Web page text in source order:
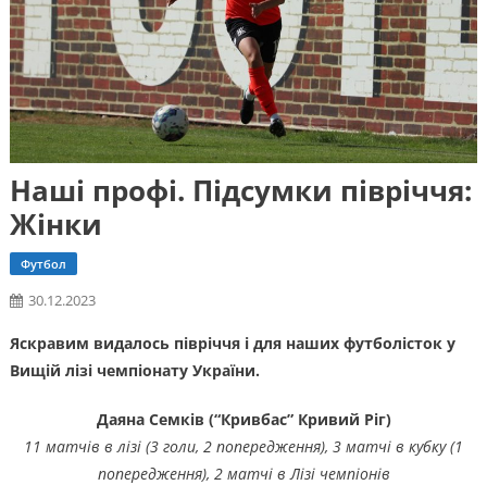
Наші профі. Підсумки півріччя:
Жінки
Футбол
30.12.2023
Яскравим видалось півріччя і для наших футболісток у
Вищій лізі чемпіонату України.
Даяна Семків (“Кривбас” Кривий Ріг)
11 матчів в лізі (3 голи, 2 попередження), 3 матчі в кубку (1
попередження), 2 матчі в Лізі чемпіонів